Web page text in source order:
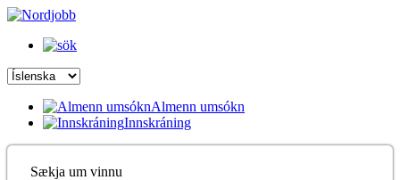
Almenn umsókn
Innskráning
Sækja um vinnu